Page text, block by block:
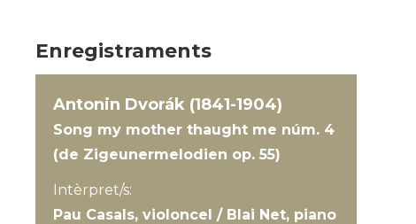
Enregistraments
Antonin Dvorák (1841-1904)
Song my mother thaught me núm. 4
(de Zigeunermelodien op. 55)
Intèrpret/s:
Pau Casals, violoncel / Blai Net, piano